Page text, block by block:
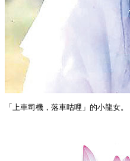
「上車司機，落車咕哩」的小龍女。